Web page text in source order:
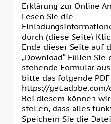
Erklärung zur Online
Lesen Sie die
durch (diese Seite)
Ende dieser Seite auf
„Download“ Füllen Sie
stehende Formular
bitte das folgende
https://get.adobe.com/
Bei diesem können
stellen, dass alles
Speichern Sie die